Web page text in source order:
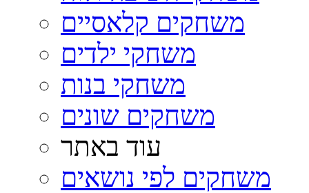
משחקים קלאסיים
משחקי ילדים
משחקי בנות
משחקים שונים
עוד באתר
משחקים לפי נושאים